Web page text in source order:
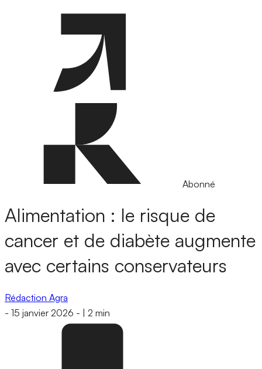
Abonné
Alimentation : le risque de
cancer et de diabète augmente
avec certains conservateurs
Rédaction Agra
- 15 janvier 2026 - 2 min